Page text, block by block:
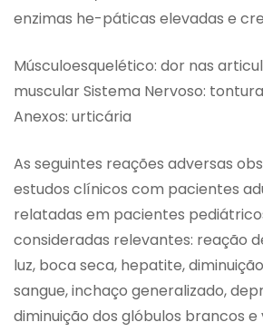
enzimas he-páticas elevadas e
Músculoesquelético: dor nas
muscular Sistema Nervoso:
Anexos: urticária
As seguintes reações adversas
estudos clínicos com pacientes
relatadas em pacientes
consideradas relevantes: reação
luz, boca seca, hepatite,
sangue, inchaço generalizado,
diminuição dos glóbulos brancos e